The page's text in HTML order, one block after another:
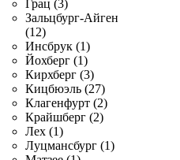
Грац (3)
Зальцбург-Айген
(12)
Инсбрук (1)
Йохберг (1)
Кирхберг (3)
Кицбюэль (27)
Клагенфурт (2)
Крайшберг (2)
Лех (1)
Луцмансбург (1)